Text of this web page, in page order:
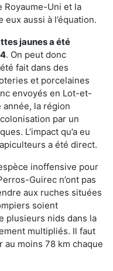
Royaume-Uni et la
eux aussi à l’équation.
jaunes a été
. On peut donc
fait dans des
et porcelaines
envoyés en Lot-et-
année, la région
par un
L’impact qu’a eu
a été direct.
inoffensive pour
Guirec n’ont pas
aux ruches situées
soient
plusieurs nids dans la
multipliés. Il faut
au moins 78 km chaque